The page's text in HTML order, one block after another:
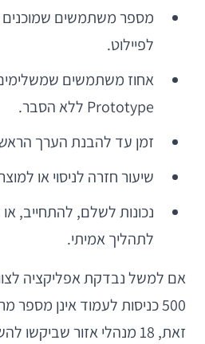
מספר משתמשים שמוכנים
לפיילוט.
אחוז משתמשים
Prototype ללא הסבר.
זמן עד להבנת הערך
שיעור חזרה לניסוי או
נכונות לשלם, להתחייב,
לתהליך אמיתי.
אם למשל נבדקת אפליקציה
500 כניסות לעמוד אינן